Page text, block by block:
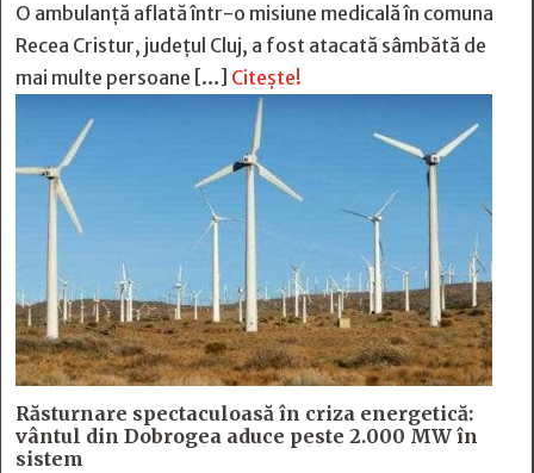
O ambulanță aflată într-o misiune medicală în comuna
Recea Cristur, județul Cluj, a fost atacată sâmbătă de
mai multe persoane […] Citește!
Răsturnare spectaculoasă în criza energetică:
vântul din Dobrogea aduce peste 2.000 MW în
sistem